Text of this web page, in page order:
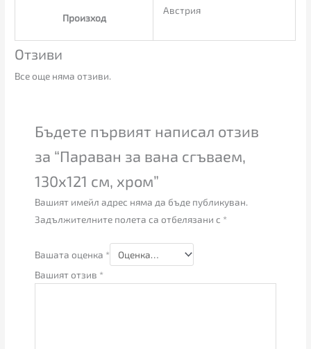
Произход
Австрия
Отзиви
Все още няма отзиви.
Бъдете първият написал отзив
за “Параван за вана сгъваем,
130х121 см, хром”
Вашият имейл адрес няма да бъде публикуван.
Задължителните полета са отбелязани с *
Вашата оценка *
Вашият отзив *